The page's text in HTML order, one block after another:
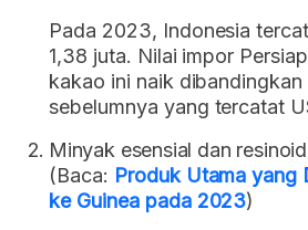
Pada 2023, Indonesia
1,38 juta. Nilai impor
kakao ini naik
sebelumnya yang tercatat
Minyak esensial dan resinoid
(Baca: Produk Utama yang
ke Guinea pada 2023)